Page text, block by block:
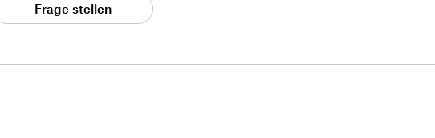
Frage stellen